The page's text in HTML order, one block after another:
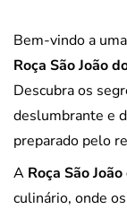
Bem-vindo a uma
Roça São João
Descubra os
deslumbrante e
preparado pelo
A Roça São
culinário, onde